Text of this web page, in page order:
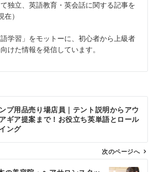
独立、英語教育・英会話に関する記事を
）
語学習」をモットーに、初心者から上級者
けた情報を発信しています。
プ用品売り場店員｜テント説明からアウ
ギア提案まで！お役立ち英単語とロール
ング
次のページへ